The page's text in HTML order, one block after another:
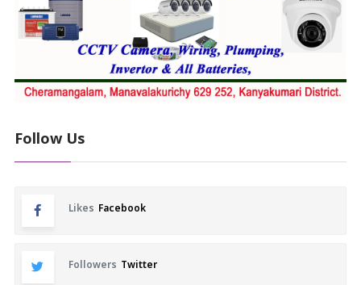
Follow Us
Likes Facebook
Followers Twitter